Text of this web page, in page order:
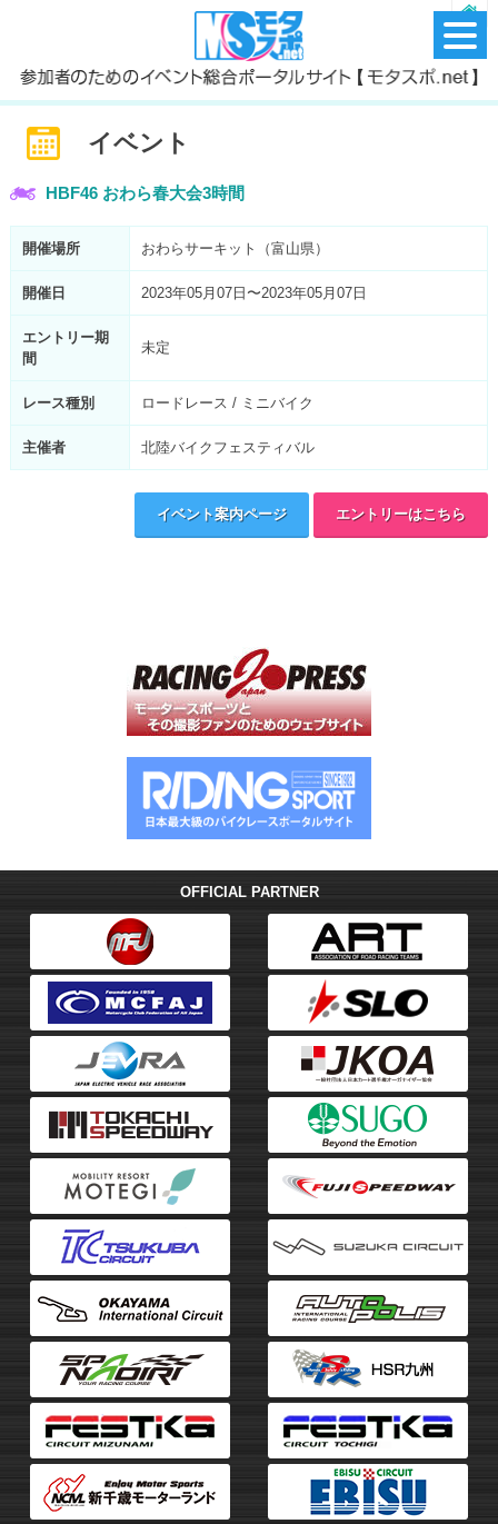
イベント
HBF46 おわら春大会3時間
開催場所 おわらサーキット（富山県）
開催日 2023年05月07日〜2023年05月07日
エントリー期
間
未定
レース種別 ロードレース / ミニバイク
主催者 北陸バイクフェスティバル
イベント案内ページ エントリーはこちら